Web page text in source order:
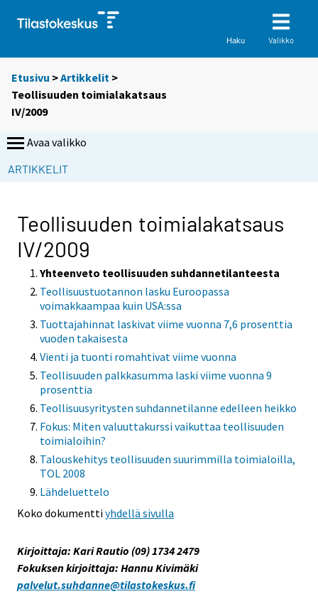
Haku Valikko
Etusivu >Artikkelit >
Teollisuuden toimialakatsaus
IV/2009
Avaa valikko
ARTIKKELIT
Teollisuuden toimialakatsaus
IV/2009
Yhteenveto teollisuuden suhdannetilanteesta
Teollisuustuotannon lasku Euroopassa
voimakkaampaa kuin USA:ssa
Tuottajahinnat laskivat viime vuonna 7,6 prosenttia
vuoden takaisesta
Vienti ja tuonti romahtivat viime vuonna
Teollisuuden palkkasumma laski viime vuonna 9
prosenttia
Teollisuusyritysten suhdannetilanne edelleen heikko
Fokus: Miten valuuttakurssi vaikuttaa teollisuuden
toimialoihin?
Talouskehitys teollisuuden suurimmilla toimialoilla,
TOL 2008
Lähdeluettelo
Koko dokumenttiyhdellä sivulla
Kirjoittaja: Kari Rautio (09) 1734 2479
Fokuksen kirjoittaja: Hannu Kivimäki
palvelut.suhdanne@tilastokeskus.fi